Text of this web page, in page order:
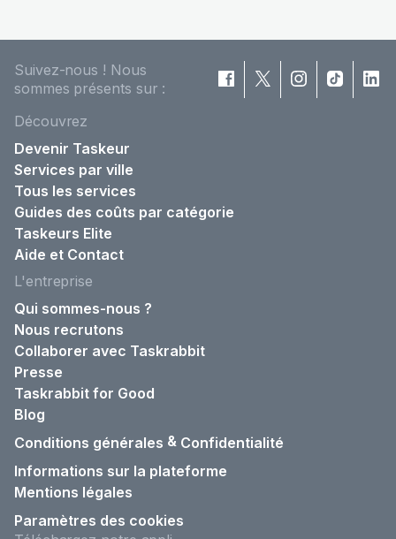
Suivez-nous ! Nous
sommes présents sur :
Découvrez
Devenir Taskeur
Services par ville
Tous les services
Guides des coûts par catégorie
Taskeurs Elite
Aide et Contact
L'entreprise
Qui sommes-nous ?
Nous recrutons
Collaborer avec Taskrabbit
Presse
Taskrabbit for Good
Blog
Conditions générales & Confidentialité
Informations sur la plateforme
Mentions légales
Paramètres des cookies